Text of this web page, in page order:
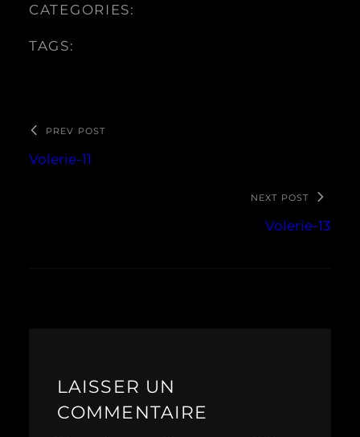
CATEGORIES:
TAGS:
PREV POST
Volerie-11
NEXT POST
Volerie-13
LAISSER UN
COMMENTAIRE